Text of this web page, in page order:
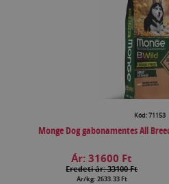
Kód: 71153
Monge Dog gabonamentes All
Ár:31600 Ft
Eredeti ár: 33100 Ft
Ár/kg: 2633.33 Ft